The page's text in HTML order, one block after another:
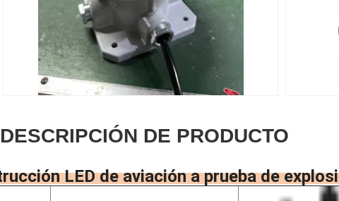
DESCRIPCIÓN DE PRODUCTO
LED de aviación a prueba de